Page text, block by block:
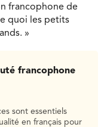
francophone de
quoi les petits
»
francophone
sont essentiels
en français pour